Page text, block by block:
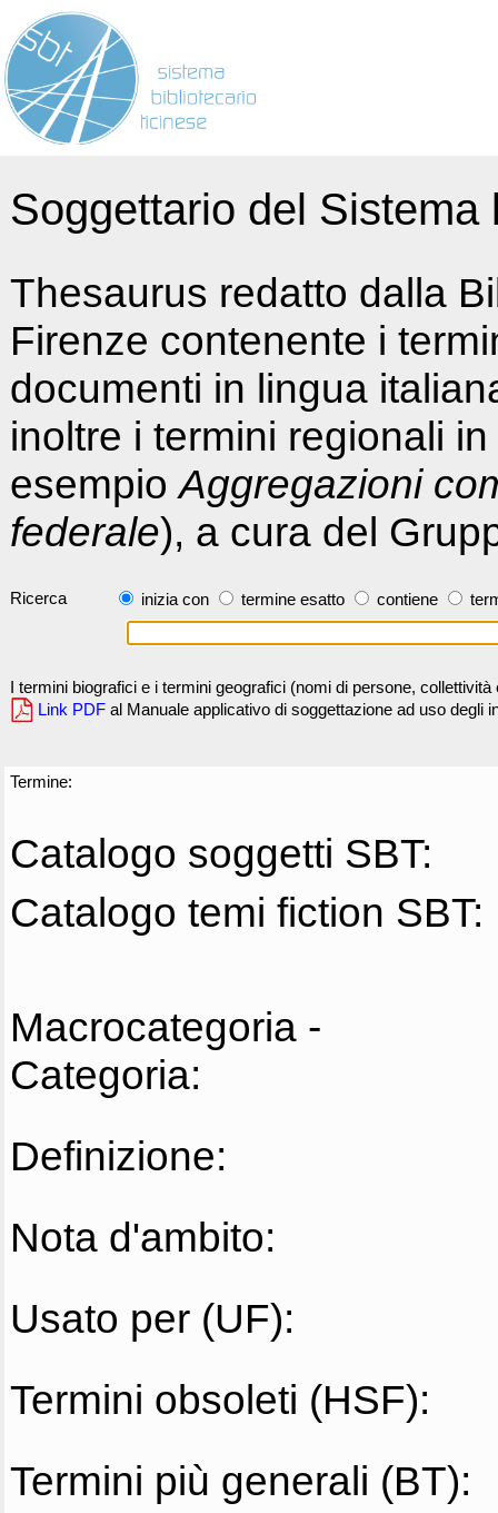
Soggettario del
Thesaurus redatto dalla
Firenze contenente i
documenti in lingua
inoltre i termini regionali
esempioAggregazioni
federale), a cura del
Ricerca inizia con termine esatto contiene
I termini biografici e i termini geografici (nomi di persone,
Link PDF al Manuale applicativo di soggettazione ad uso degli
Termine:
Catalogo soggetti SBT:
Catalogo temi fiction SBT:
Macrocategoria -
Categoria:
Definizione:
Nota d'ambito:
Usato per (UF):
Termini obsoleti (HSF):
Termini più generali (BT):